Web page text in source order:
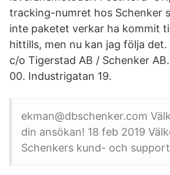
tracking-numret hos Schenker
inte paketet verkar ha kommit
hittills, men nu kan jag följa det.
c/o Tigerstad AB / Schenker
00. Industrigatan 19.
ekman@dbschenker.com
din ansökan! 18 feb 2019
Schenkers kund- och